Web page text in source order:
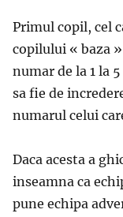
Primul copil, cel
copilului « baza
numar de la 1 la
sa fie de
numarul celui
Daca acesta a
inseamna ca
pune echipa